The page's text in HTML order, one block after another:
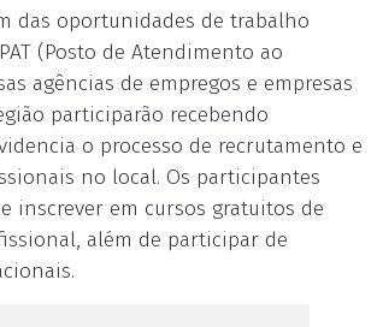
das oportunidades de trabalho
(Posto de Atendimento ao
agências de empregos e empresas
participarão recebendo
o processo de recrutamento e
no local. Os participantes
inscrever em cursos gratuitos de
além de participar de